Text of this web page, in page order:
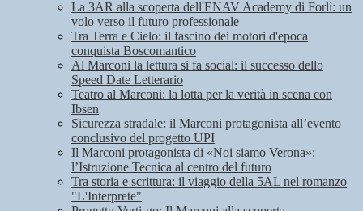
La 3AR alla scoperta dell'ENAV Academy di Forlì: un
volo verso il futuro professionale
Tra Terra e Cielo: il fascino dei motori d'epoca
conquista Boscomantico
Al Marconi la lettura si fa social: il successo dello
Speed Date Letterario
Teatro al Marconi: la lotta per la verità in scena con
Ibsen
Sicurezza stradale: il Marconi protagonista all’evento
conclusivo del progetto UPI
Il Marconi protagonista di «Noi siamo Verona»:
l’Istruzione Tecnica al centro del futuro
Tra storia e scrittura: il viaggio della 5AL nel romanzo
"L'Interprete"